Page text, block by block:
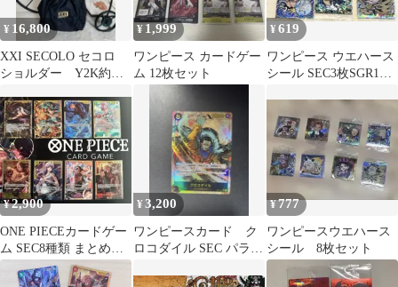
¥ 16,800
XXI SECOLO セコロ
ショルダー Y2K約
ｍ）
¥1,999
ワンピース カードゲー
ム 12枚セット
¥619
ワンピース ウエハース
シール SEC3枚SGR1枚
¥2,900
ONE PIECEカードゲー
ム SEC8種類 まとめ売
り
¥3,200
ワンピースカード ク
ロコダイル SEC パラレ
¥777
ワンピースウエハース
シール 8枚セット